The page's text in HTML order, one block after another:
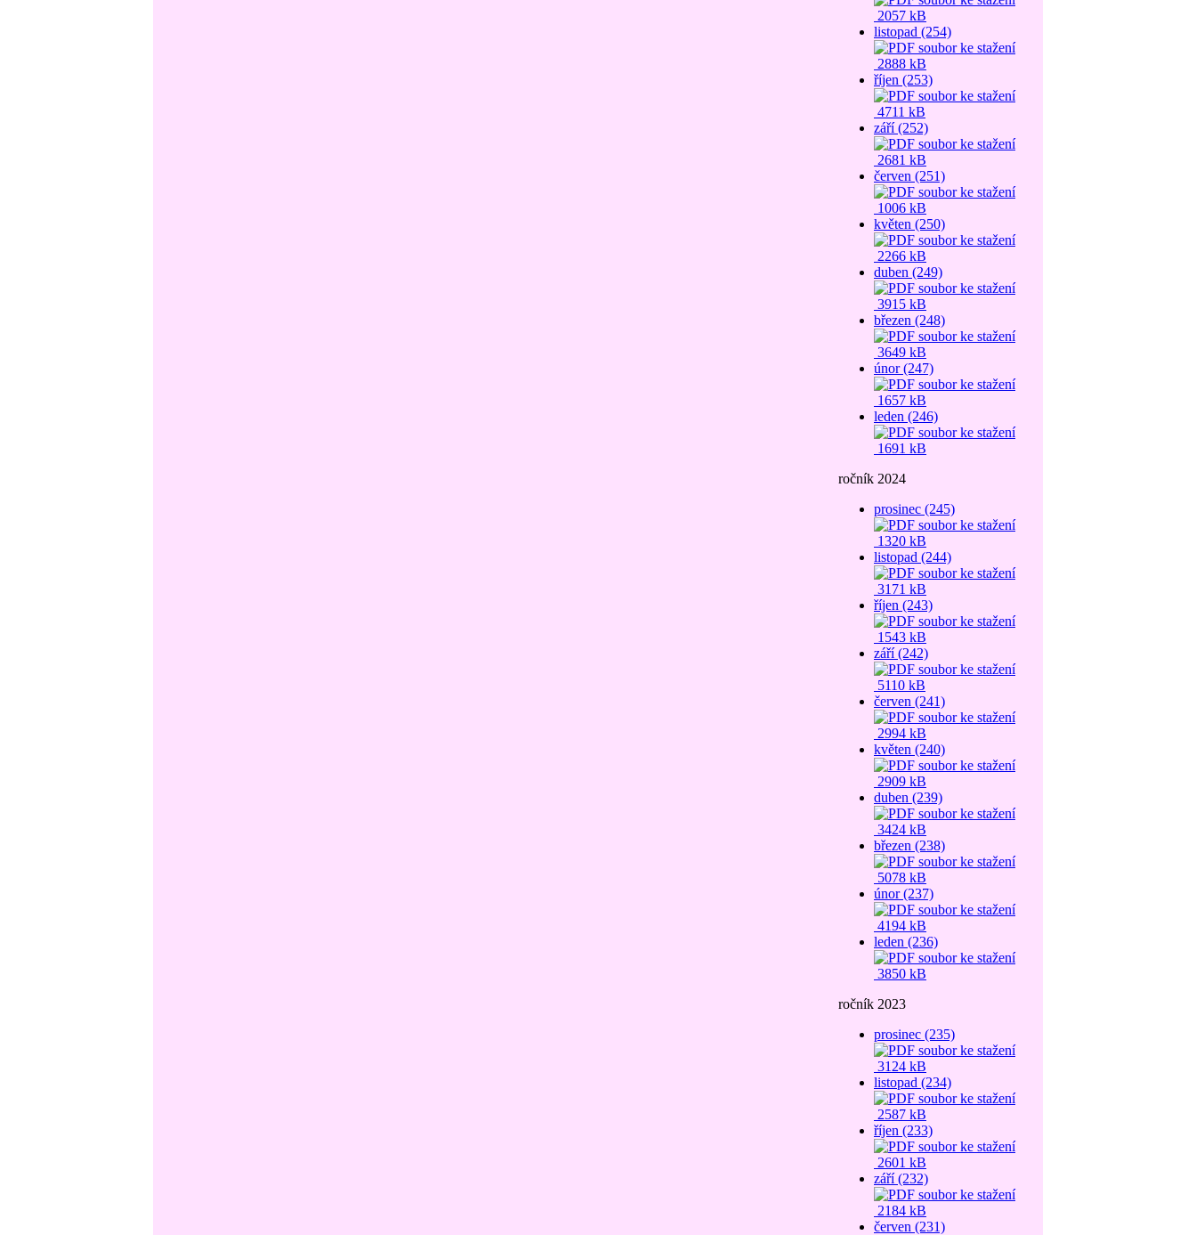
2057 kB
listopad (254)
2888 kB
říjen (253)
4711 kB
září (252)
2681 kB
červen (251)
1006 kB
květen (250)
2266 kB
duben (249)
3915 kB
březen (248)
3649 kB
únor (247)
1657 kB
leden (246)
1691 kB
ročník 2024
prosinec (245)
1320 kB
listopad (244)
3171 kB
říjen (243)
1543 kB
září (242)
5110 kB
červen (241)
2994 kB
květen (240)
2909 kB
duben (239)
3424 kB
březen (238)
5078 kB
únor (237)
4194 kB
leden (236)
3850 kB
ročník 2023
prosinec (235)
3124 kB
listopad (234)
2587 kB
říjen (233)
2601 kB
září (232)
2184 kB
červen (231)